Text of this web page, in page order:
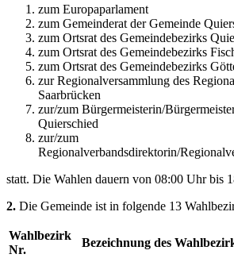
zum Europaparlament
zum Gemeinderat der Gemeinde
zum Ortsrat des Gemeindebezirks
zum Ortsrat des Gemeindebezirks
zum Ortsrat des Gemeindebezirks
zur Regionalversammlung des
Saarbrücken
zur/zum Bürgermeisterin/
Quierschied
zur/zum
Regionalverbandsdirektorin/
statt. Die Wahlen dauern von 08:00 Uhr bis
2. Die Gemeinde ist in folgende 13
Wahlbezirk
Nr.
Bezeichnung des